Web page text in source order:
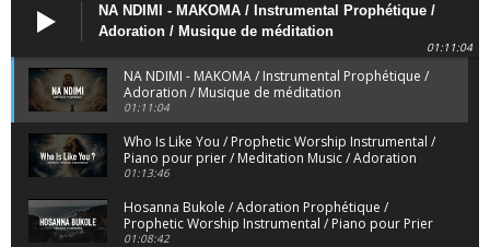
NA NDIMI - MAKOMA / Instrumental Prophétique /
Adoration / Musique de méditation
01:11:04
NA NDIMI - MAKOMA / Instrumental Prophétique /
Adoration / Musique de méditation
01:11:04
Who Is Like You / Prophetic Worship Instrumental /
Piano pour prier / Meditation Music / Adoration
01:13:46
Hosanna Bukole / Adoration Prophétique /
Prophetic Worship Instrumental / Piano pour Prier
01:08:42